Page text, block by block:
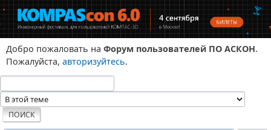
Добро пожаловать на Форум пользователей ПО АСКОН.
Пожалуйста, авторизуйтесь.